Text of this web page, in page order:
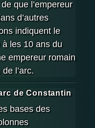
que l’empereur
d’autres
indiquent le
les 10 ans du
empereur romain
l’arc.
de Constantin
bases des